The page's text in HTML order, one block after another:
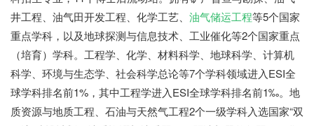
井工程、油气田开发工程、化学工艺、 油气储运工程等5个国家
重点学科，以及地球探测与信息技术、工业催化等2个国家重点
（培育）学科。工程学、化学、材料科学、地球科学、计算机
科学、环境与生态学、社会科学总论等7个学科领域进入ESI全
球学科排名前1%，其中工程学进入ESI全球学科排名前1‰。地
质资源与地质工程、石油与天然气工程2个一级学科入选国家“双